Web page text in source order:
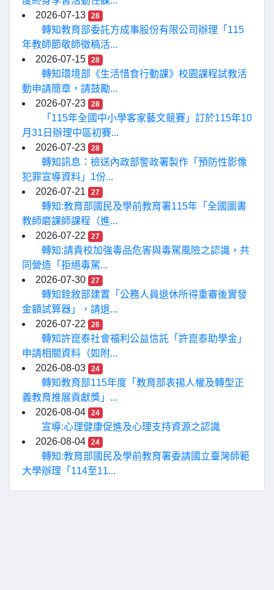
2026-07-13
28
轉知教育部委託方成事股份有限公司辦理「115
年教師節敬師徵稿活...
2026-07-15
28
轉知環境部《生活惜食行動課》校園課程試教活
動申請簡章，請鼓勵...
2026-07-23
28
「115年全國中小學客家藝文競賽」訂於115年10
月31日辦理中區初賽...
2026-07-23
28
轉知訊息：檢送內政部警政署製作「預防性影像
犯罪宣導資料」1份...
2026-07-21
27
轉知:教育部國民及學前教育署115年「全國圖書
教師磨課師課程（進...
2026-07-22
27
轉知:請貴校加強毒品危害與毒駕風險之認識，共
同營造「拒絕毒駕...
2026-07-30
27
轉知銓敘部建置「公務人員退休所得重審後實發
金額試算器」，請退...
2026-07-22
26
轉知許崑泰社會福利公益信託「許崑泰助學金」
申請相關資料（如附...
2026-08-03
24
轉知教育部115年度「教育部表揚人權及轉型正
義教育推展貢獻獎」...
2026-08-04
24
宣導:心理健康促進及心理支持資源之認識
2026-08-04
24
轉知:教育部國民及學前教育署委請國立臺灣師範
大學辦理「114至11...